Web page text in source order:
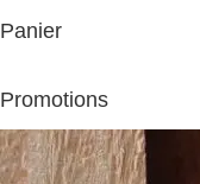
Panier
Promotions